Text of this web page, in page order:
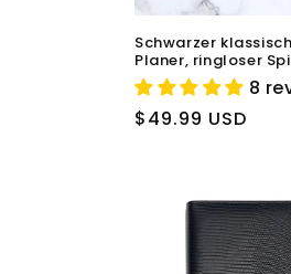
Schwarzer
Planer, ringloser
8
Normaler
$49.99 USD